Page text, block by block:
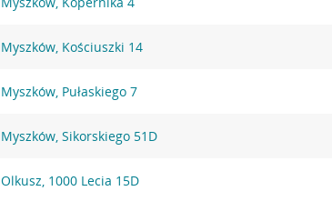
Myszków, Kościuszki 14
Myszków, Pułaskiego 7
Myszków, Sikorskiego 51D
Olkusz, 1000 Lecia 15D